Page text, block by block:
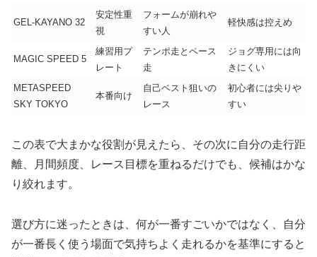
GEL-KAYANO 32
安定性重
視
フォームが崩れや
すい人
軽快感は控えめ
MAGIC SPEED 5
練習用プ
レート
テンポ走とペース
走
ジョグ専用には向
きにくい
METASPEED
SKY TOKYO
本番向け
自己ベスト狙いの
レース
初心者には尖りや
すい
この表で大まかな役割が見えたら、その次に自分の走行距
離、月間頻度、レース目標を重ねるだけでも、候補はかな
り絞れます。
選び方に迷ったときは、何が一番すごいかではなく、自分
が一番長く使う場面で気持ちよく走れるかを基準にすると